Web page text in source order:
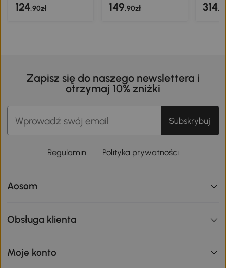
124,90zł 149,90zł 314
Zapisz się do naszego newslettera i
otrzymaj 10% zniżki
Subskrybuj
Regulamin Polityka prywatności
Aosom
Obsługa klienta
Moje konto